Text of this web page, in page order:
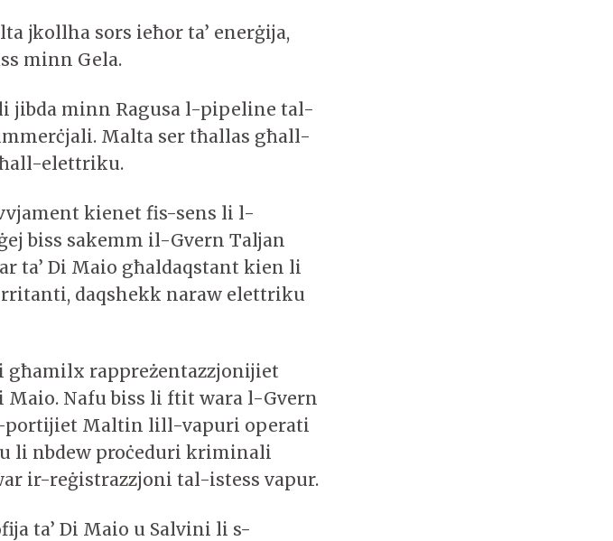
jkollha sors ieħor ta’ enerġija,
minn Gela.
minn Ragusa l-pipeline tal-
Malta ser tħallas għall-
elettriku.
kienet fis-sens li l-
biss sakemm il-Gvern Taljan
ta’ Di Maio għaldaqstant kien li
daqshekk naraw elettriku
rappreżentazzjonijiet
Maio. Nafu biss li ftit wara l-Gvern
portijiet Maltin lill-vapuri operati
li nbdew proċeduri kriminali
ir-reġistrazzjoni tal-istess vapur.
ta’ Di Maio u Salvini li s-